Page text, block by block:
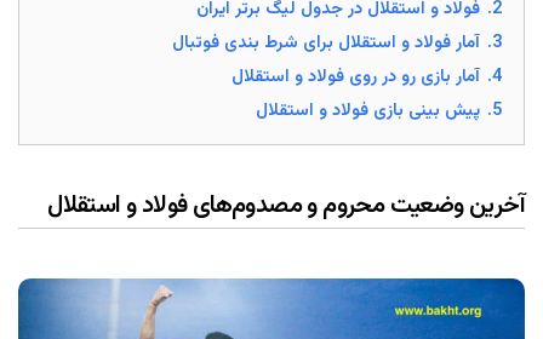
2. فولاد و استقلال در جدول لیگ برتر ایران
3. آمار فولاد و استقلال برای شرط بندی فوتبال
4. آمار بازی رو در روی فولاد و استقلال
5. پیش بینی بازی فولاد و استقلال
آخرین وضعیت محروم و مصدوم‌های فولاد و استقلال